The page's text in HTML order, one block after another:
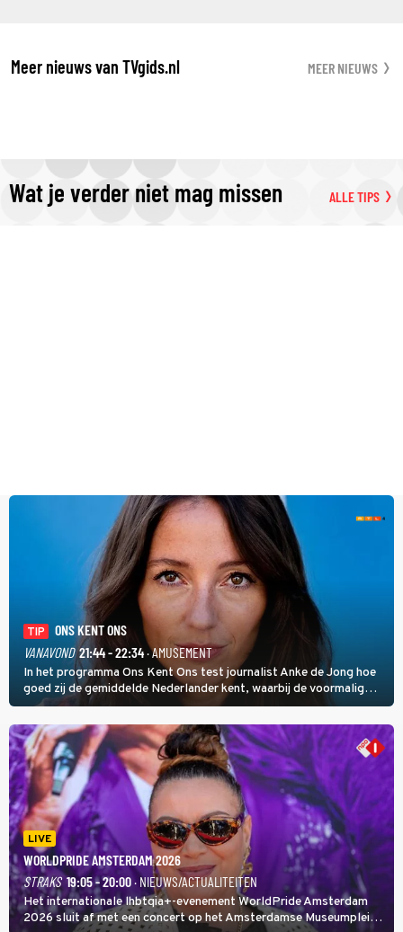
Meer nieuws van TVgids.nl MEER NIEUWS
Wat je verder niet mag missen ALLE TIPS
TIP
ONS KENT ONS
VANAVOND 21:44 - 22:34· AMUSEMENT
In het programma Ons Kent Ons test journalist Anke de Jong hoe
goed zij de gemiddelde Nederlander kent, waarbij de voormalig
hoofdredacteur van modebladen Glamour en Elle het samen met
rapper Keizer opneemt tegen Edson da Graça en Marc-Marie
Huijbregts.
LIVE
WORLDPRIDE AMSTERDAM 2026
STRAKS 19:05 - 20:00· NIEUWS/ACTUALITEITEN
Het internationale lhbtqia+-evenement WorldPride Amsterdam
2026 sluit af met een concert op het Amsterdamse Museumplein.